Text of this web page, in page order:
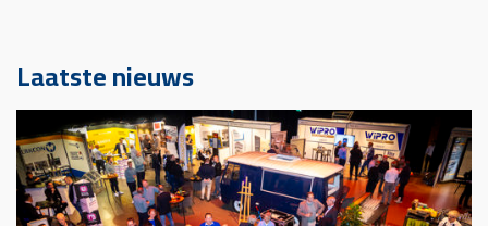
Laatste nieuws